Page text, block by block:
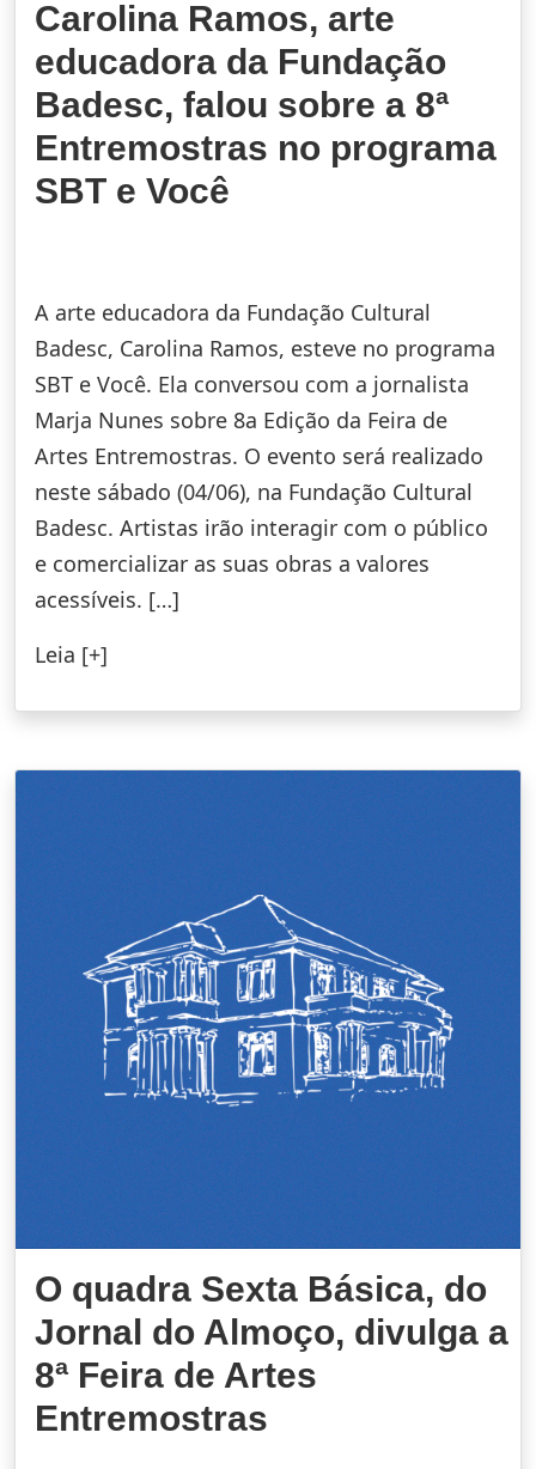
Carolina Ramos, arte
educadora da Fundação
Badesc, falou sobre a 8ª
Entremostras no programa
SBT e Você
A arte educadora da Fundação Cultural
Badesc, Carolina Ramos, esteve no programa
SBT e Você. Ela conversou com a jornalista
Marja Nunes sobre 8a Edição da Feira de
Artes Entremostras. O evento será realizado
neste sábado (04/06), na Fundação Cultural
Badesc. Artistas irão interagir com o público
e comercializar as suas obras a valores
acessíveis. […]
Leia [+]
O quadra Sexta Básica, do
Jornal do Almoço, divulga a
8ª Feira de Artes
Entremostras